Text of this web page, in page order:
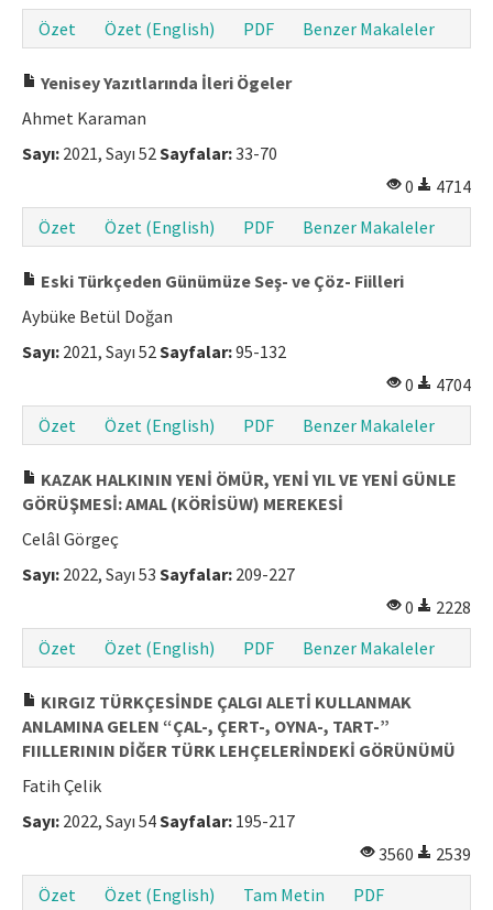
ISSN: 1301-0077 · e-ISSN: 2651-5091
Özet
Özet (English) PDF Benzer Makaleler
Yenisey Yazıtlarında İleri Ögeler
Ahmet Karaman
Sayı: 2021, Sayı 52 Sayfalar:33-70
0
4714
Özet
Özet (English) PDF Benzer Makaleler
Eski Türkçeden Günümüze Seş- ve Çöz- Fiilleri
Aybüke Betül Doğan
Sayı: 2021, Sayı 52 Sayfalar:95-132
0
4704
Özet
Özet (English) PDF Benzer Makaleler
KAZAK HALKININ YENİ ÖMÜR, YENİ YIL VE YENİ GÜNLE
GÖRÜŞMESİ: AMAL (KÖRİSÜW) MEREKESİ
Celâl Görgeç
Sayı: 2022, Sayı 53 Sayfalar: 209-227
0
2228
Özet
Özet (English) PDF Benzer Makaleler
KIRGIZ TÜRKÇESİNDE ÇALGI ALETİ KULLANMAK
ANLAMINA GELEN “ÇAL-, ÇERT-, OYNA-, TART-”
FIILLERININ DİĞER TÜRK LEHÇELERİNDEKİ GÖRÜNÜMÜ
Fatih Çelik
Sayı: 2022, Sayı 54Sayfalar: 195-217
3560
2539
Özet
Özet (English) Tam Metin
PDF